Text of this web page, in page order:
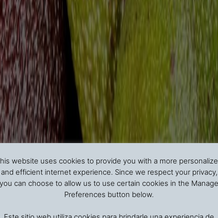
website uses cookies to provide you with a more
and efficient internet experience. Since we respect your privacy,
you can choose to allow us to use certain cookies in the Manage
Preferences button below.